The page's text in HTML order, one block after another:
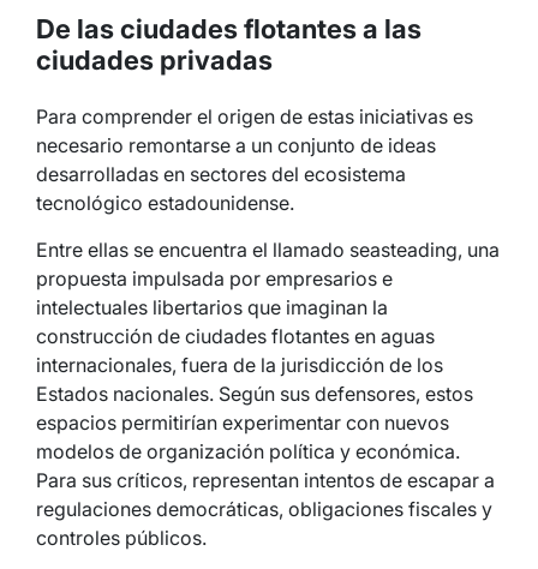
De las ciudades flotantes a las
ciudades privadas
Para comprender el origen de estas iniciativas es
necesario remontarse a un conjunto de ideas
desarrolladas en sectores del ecosistema
tecnológico estadounidense.
Entre ellas se encuentra el llamado seasteading, una
propuesta impulsada por empresarios e
intelectuales libertarios que imaginan la
construcción de ciudades flotantes en aguas
internacionales, fuera de la jurisdicción de los
Estados nacionales. Según sus defensores, estos
espacios permitirían experimentar con nuevos
modelos de organización política y económica.
Para sus críticos, representan intentos de escapar a
regulaciones democráticas, obligaciones fiscales y
controles públicos.